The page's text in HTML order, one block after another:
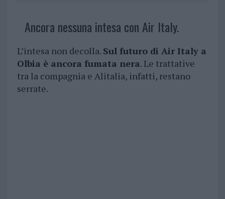
Ancora nessuna intesa con Air Italy.
L’intesa non decolla. Sul futuro di Air Italy a
Olbia è ancora fumata nera. Le trattative
tra la compagnia e Alitalia, infatti, restano
serrate.